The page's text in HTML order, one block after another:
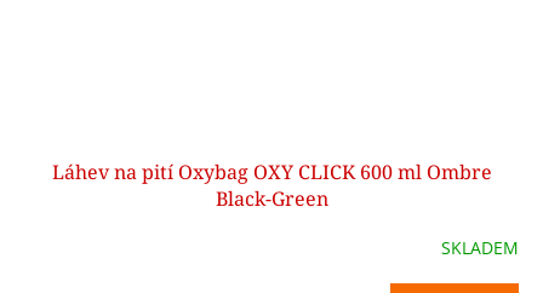
Láhev na pití Oxybag OXY CLICK 600 ml Ombre
Black-Green
SKLADEM